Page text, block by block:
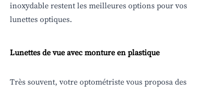
inoxydable restent les meilleures options pour vos
lunettes optiques.
Lunettes de vue avec monture en plastique
Très souvent, votre optométriste vous proposa des